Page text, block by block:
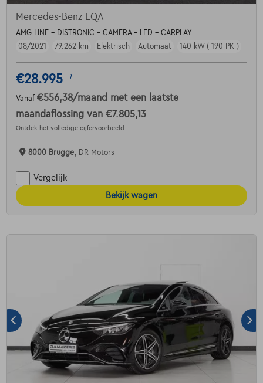
Mercedes-Benz EQA
AMG LINE - DISTRONIC - CAMERA - LED - CARPLAY
08/2021
79.262 km Elektrisch Automaat 140 kW ( 190 PK )
€28.995 1
Vanaf €556,38/maand met een laatste
maandaflossing van €7.805,13
Ontdek het volledige cijfervoorbeeld
8000 Brugge, DR Motors
Vergelijk
Bekijk wagen